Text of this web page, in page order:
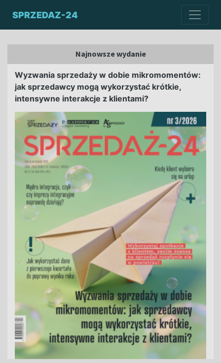
SPRZEDAZ-24
Najnowsze wydanie
Wyzwania sprzedaży w dobie mikromomentów:
jak sprzedawcy mogą wykorzystać krótkie,
intensywne interakcje z klientami?